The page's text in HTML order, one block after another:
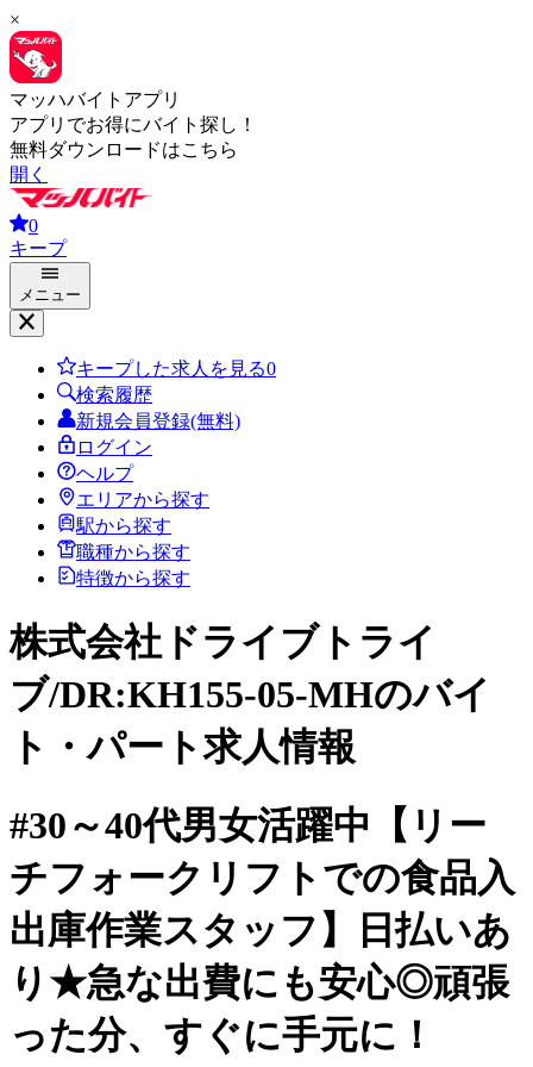
×
マッハバイトアプリ
アプリでお得にバイト探し！
無料ダウンロードはこちら
開く
0
キープ
メニュー
キープした求人を見る0
検索履歴
新規会員登録(無料)
ログイン
ヘルプ
エリアから探す
駅から探す
職種から探す
特徴から探す
株式会社ドライブトライ
ブ/DR:KH155-05-MHのバイ
ト・パート求人情報
#30～40代男女活躍中【リー
チフォークリフトでの食品入
出庫作業スタッフ】日払いあ
り★急な出費にも安心◎頑張
った分、すぐに手元に！